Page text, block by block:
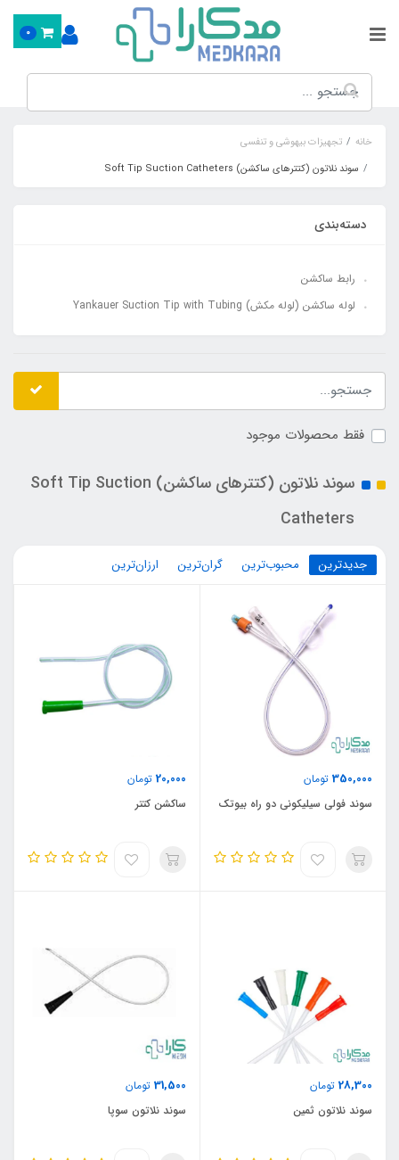
0
خانه
تجهیزات بیهوشی و تنفسی
سوند نلاتون (کتترهای ساکشن) Soft Tip Suction Catheters
دسته‌بندی
رابط ساکشن
لوله ساکشن (لوله مکش) Yankauer Suction Tip with Tubing
فقط محصولات موجود
سوند نلاتون (کتترهای ساکشن) Soft Tip Suction
Catheters
جدیدترین محبوب‌ترین گران‌ترین ارزان‌ترین
350,000 تومان
سوند فولی سیلیکونی دو راه بیوتک
20,000 تومان
ساکشن کتتر
28,300 تومان
سوند نلاتون ثمین
31,500 تومان
سوند نلاتون سوپا